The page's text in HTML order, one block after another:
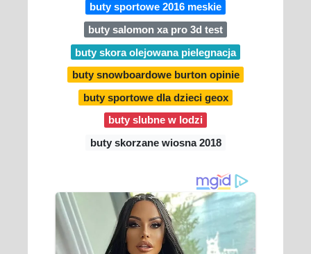
buty sportowe 2016 meskie
buty salomon xa pro 3d test
buty skora olejowana pielegnacja
buty snowboardowe burton opinie
buty sportowe dla dzieci geox
buty slubne w lodzi
buty skorzane wiosna 2018